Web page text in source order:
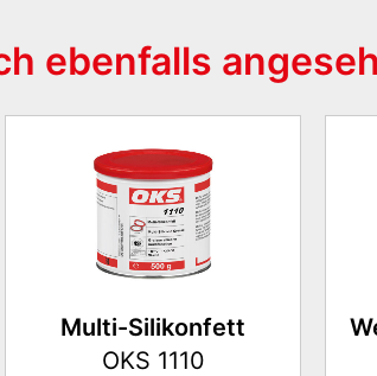
ebenfalls
Multi-Silikonfett
OKS 1110